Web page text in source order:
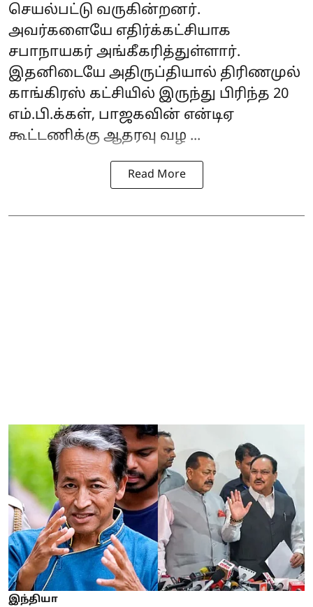
செயல்பட்டு வருகின்றனர்.
அவர்களையே எதிர்க்கட்சியாக
சபாநாயகர் அங்கீகரித்துள்ளார்.
இதனிடையே அதிருப்தியால் திரிணமுல்
காங்கிரஸ் கட்சியில் இருந்து பிரிந்த 20
எம்.பி.க்கள், பாஜகவின் என்டிஏ
கூட்டணிக்கு ஆதரவு வழ ...
Read More
இந்தியா